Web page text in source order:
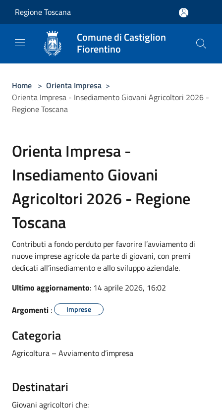
Regione Toscana
Comune di Castiglion
Fiorentino
Home > Orienta Impresa >
Orienta Impresa - Insediamento Giovani Agricoltori 2026 -
Regione Toscana
Orienta Impresa -
Insediamento Giovani
Agricoltori 2026 - Regione
Toscana
Contributi a fondo perduto per favorire l’avviamento di
nuove imprese agricole da parte di giovani, con premi
dedicati all’insediamento e allo sviluppo aziendale.
Ultimo aggiornamento: 14 aprile 2026, 16:02
Argomenti : Imprese
Categoria
Agricoltura – Avviamento d’impresa
Destinatari
Giovani agricoltori che: